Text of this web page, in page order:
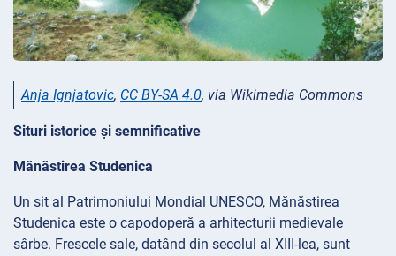
Anja Ignjatovic, CC BY-SA 4.0, via Wikimedia Commons
Situri istorice și semnificative
Mănăstirea Studenica
Un sit al Patrimoniului Mondial UNESCO, Mănăstirea
Studenica este o capodoperă a arhitecturii medievale
sârbe. Frescele sale, datând din secolul al XIII-lea, sunt